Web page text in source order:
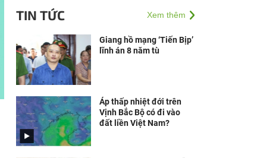
TIN TỨC Xem thêm
Giang hồ mạng ‘Tiến Bịp’
lĩnh án 8 năm tù
Áp thấp nhiệt đới trên
Vịnh Bắc Bộ có đi vào
đất liền Việt Nam?